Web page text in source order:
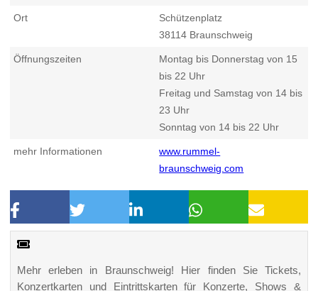
Ort
Schützenplatz
38114 Braunschweig
Öffnungszeiten
Montag bis Donnerstag von 15
bis 22 Uhr
Freitag und Samstag von 14 bis
23 Uhr
Sonntag von 14 bis 22 Uhr
mehr Informationen
www.rummel-
braunschweig.com
Mehr erleben in Braunschweig! Hier finden Sie Tickets,
Konzertkarten und Eintrittskarten für Konzerte, Shows &